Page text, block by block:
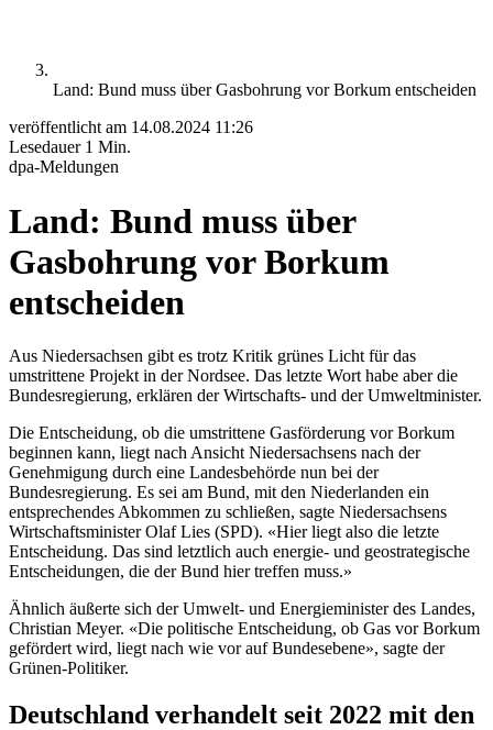
Land: Bund muss über Gasbohrung vor Borkum entscheiden
veröffentlicht am 14.08.2024 11:26
Lesedauer 1 Min.
dpa-Meldungen
Land: Bund muss über
Gasbohrung vor Borkum
entscheiden
Aus Niedersachsen gibt es trotz Kritik grünes Licht für das
umstrittene Projekt in der Nordsee. Das letzte Wort habe aber die
Bundesregierung, erklären der Wirtschafts- und der Umweltminister.
Die Entscheidung, ob die umstrittene Gasförderung vor Borkum
beginnen kann, liegt nach Ansicht Niedersachsens nach der
Genehmigung durch eine Landesbehörde nun bei der
Bundesregierung. Es sei am Bund, mit den Niederlanden ein
entsprechendes Abkommen zu schließen, sagte Niedersachsens
Wirtschaftsminister Olaf Lies (SPD). «Hier liegt also die letzte
Entscheidung. Das sind letztlich auch energie- und geostrategische
Entscheidungen, die der Bund hier treffen muss.»
Ähnlich äußerte sich der Umwelt- und Energieminister des Landes,
Christian Meyer. «Die politische Entscheidung, ob Gas vor Borkum
gefördert wird, liegt nach wie vor auf Bundesebene», sagte der
Grünen-Politiker.
Deutschland verhandelt seit 2022 mit den